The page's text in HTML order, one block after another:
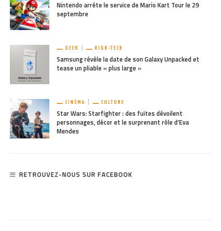
Nintendo arrête le service de Mario Kart Tour le 29
septembre
GEEK HIGH-TECH
Samsung révèle la date de son Galaxy Unpacked et
tease un pliable « plus large »
CINÉMA CULTURE
Star Wars: Starfighter : des fuites dévoilent
personnages, décor et le surprenant rôle d’Eva
Mendes
RETROUVEZ-NOUS SUR FACEBOOK